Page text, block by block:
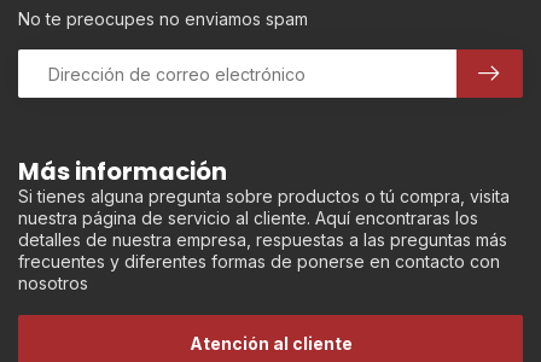
Más información
Si tienes alguna pregunta sobre productos o tú compra, visita
nuestra página de servicio al cliente. Aquí encontraras los
detalles de nuestra empresa, respuestas a las preguntas más
frecuentes y diferentes formas de ponerse en contacto con
nosotros
Atención al cliente
No te preocupes no enviamos spam